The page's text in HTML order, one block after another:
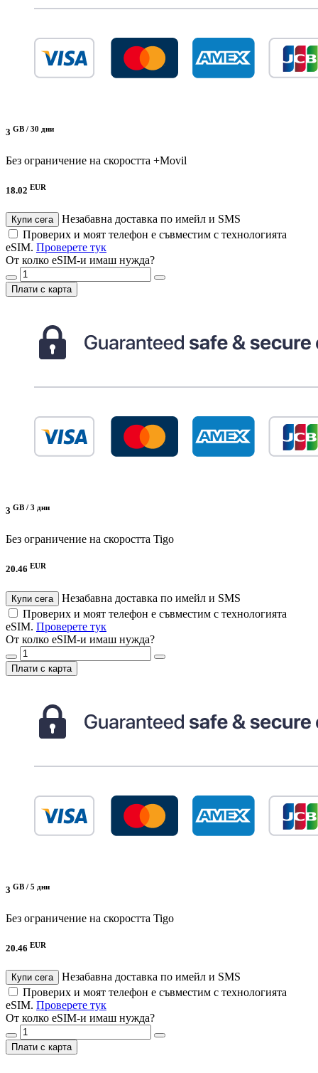
3 GB / 30 дни
Без ограничение на скоростта +Movil
18.02 EUR
Купи сега
Незабавна доставка по имейл и SMS
Проверих и моят телефон е съвместим с технологията
eSIM. Проверете тук
От колко eSIM-и имаш нужда?
Плати с карта
3 GB / 3 дни
Без ограничение на скоростта Tigo
20.46 EUR
Купи сега
Незабавна доставка по имейл и SMS
Проверих и моят телефон е съвместим с технологията
eSIM. Проверете тук
От колко eSIM-и имаш нужда?
Плати с карта
3 GB / 5 дни
Без ограничение на скоростта Tigo
20.46 EUR
Купи сега
Незабавна доставка по имейл и SMS
Проверих и моят телефон е съвместим с технологията
eSIM. Проверете тук
От колко eSIM-и имаш нужда?
Плати с карта